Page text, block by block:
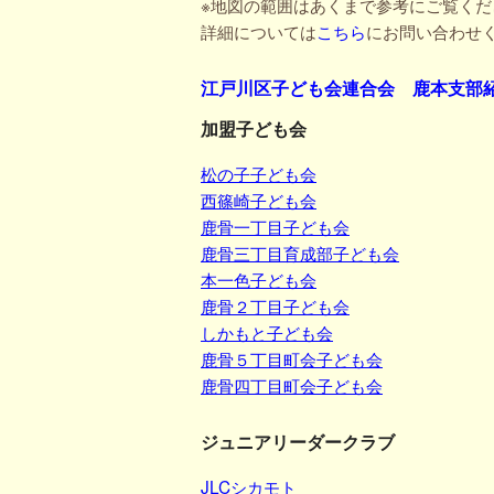
詳細についてはこちらにお問い合わせ
江戸川区子ども会連合会 鹿本支部
加盟子ども会
松の子子ども会
西篠崎子ども会
鹿骨一丁目子ども会
鹿骨三丁目育成部子ども会
本一色子ども会
鹿骨２丁目子ども会
しかもと子ども会
鹿骨５丁目町会子ども会
鹿骨四丁目町会子ども会
ジュニアリーダークラブ
JLCシカモト